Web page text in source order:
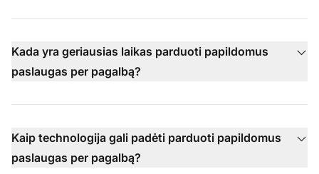
Kada yra geriausias laikas parduoti papildomus
paslaugas per pagalbą?
Kaip technologija gali padėti parduoti papildomus
paslaugas per pagalbą?